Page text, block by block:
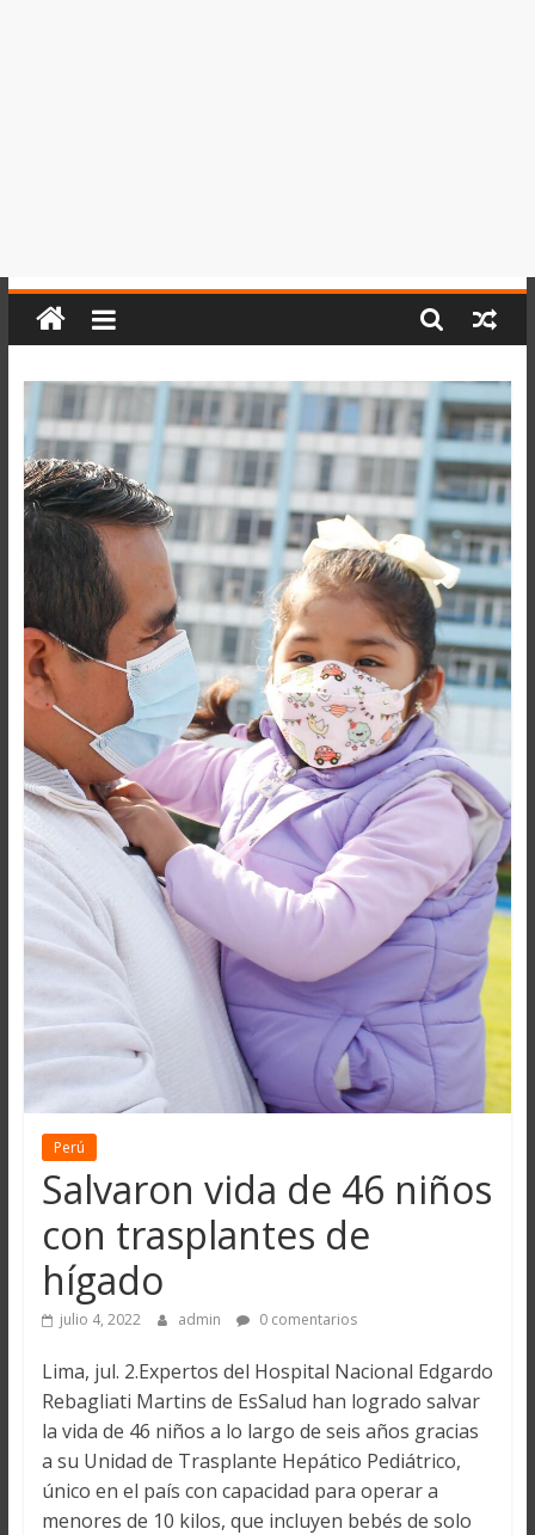
Perú
Salvaron vida de 46 niños
con trasplantes de
hígado
julio 4, 2022 admin 0 comentarios
Lima, jul. 2.Expertos del Hospital Nacional Edgardo
Rebagliati Martins de EsSalud han logrado salvar
la vida de 46 niños a lo largo de seis años gracias
a su Unidad de Trasplante Hepático Pediátrico,
único en el país con capacidad para operar a
menores de 10 kilos, que incluyen bebés de solo